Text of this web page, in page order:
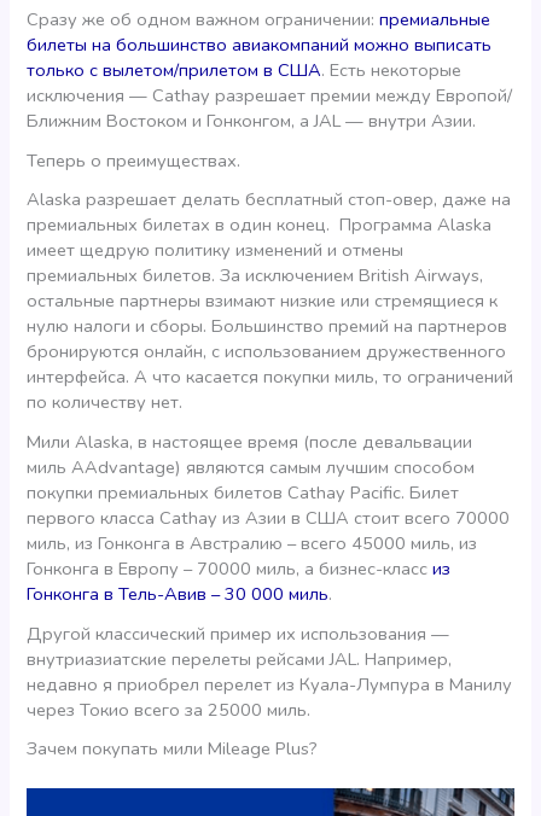
Сразу же об одном важном ограничении:премиальные
билеты на большинство авиакомпаний можно выписать
только с вылетом/прилетом в США. Есть некоторые
исключения — Cathay разрешает премии между Европой/
Ближним Востоком и Гонконгом, а JAL — внутри Азии.
Теперь о преимуществах.
Alaska разрешает делать бесплатный стоп-овер, даже на
премиальных билетах в один конец. Программа Alaska
имеет щедрую политику изменений и отмены
премиальных билетов. За исключением British Airways,
остальные партнеры взимают низкие или стремящиеся к
нулю налоги и сборы. Большинство премий на партнеров
бронируются онлайн, с использованием дружественного
интерфейса. А что касается покупки миль, то ограничений
по количеству нет.
Мили Alaska, в настоящее время (после девальвации
миль AAdvantage) являются самым лучшим способом
покупки премиальных билетов Cathay Pacific. Билет
первого класса Cathay из Азии в США стоит всего 70000
миль, из Гонконга в Австралию – всего 45000 миль, из
Гонконга в Европу – 70000 миль, а бизнес-классиз
Гонконга в Тель-Авив – 30 000 миль.
Другой классический пример их использования —
внутриазиатские перелеты рейсами JAL. Например,
недавно я приобрел перелет из Куала-Лумпура в Манилу
через Токио всего за 25000 миль.
Зачем покупать мили Mileage Plus?